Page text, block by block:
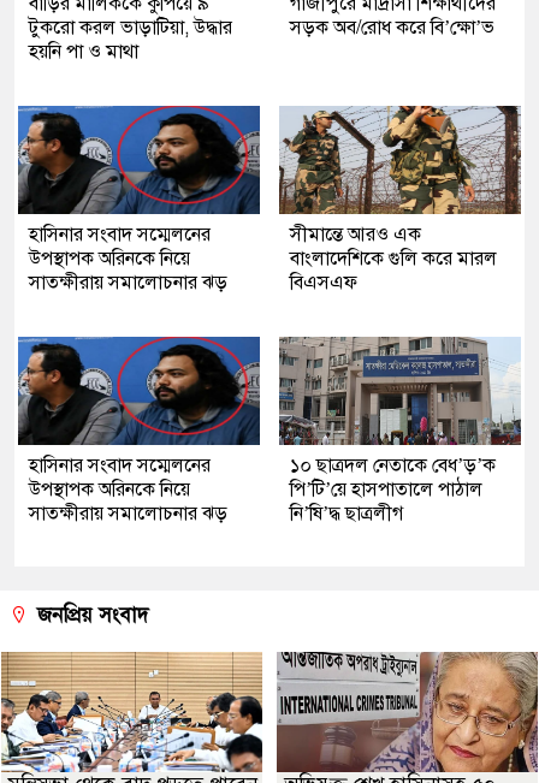
টুকরো করল ভাড়াটিয়া, উদ্ধার
হয়নি পা ও মাথা
সড়ক অব/রোধ করে বি’ক্ষো’ভ
হাসিনার সংবাদ সম্মেলনের
উপস্থাপক অরিনকে নিয়ে
সাতক্ষীরায় সমালোচনার ঝড়
সীমান্তে আরও এক
বাংলাদেশিকে গুলি করে মারল
বিএসএফ
হাসিনার সংবাদ সম্মেলনের
উপস্থাপক অরিনকে নিয়ে
সাতক্ষীরায় সমালোচনার ঝড়
১০ ছাত্রদল নেতাকে বেধ’ড়’ক
পি’টি’য়ে হাসপাতালে পাঠাল
নি’ষি’দ্ধ ছাত্রলীগ
জনপ্রিয় সংবাদ